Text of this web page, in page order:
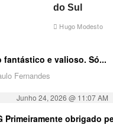
do Sul
Hugo Modesto
fantástico e valioso. Só...
Fernandes
Junho 24, 2026 @ 11:07 AM
Primeiramente obrigado